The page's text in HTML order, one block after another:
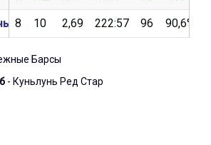
8 10 2,69 222:57 96 90,6%
чемпионат 2021/2022
Барсы
- Куньлунь Ред Стар